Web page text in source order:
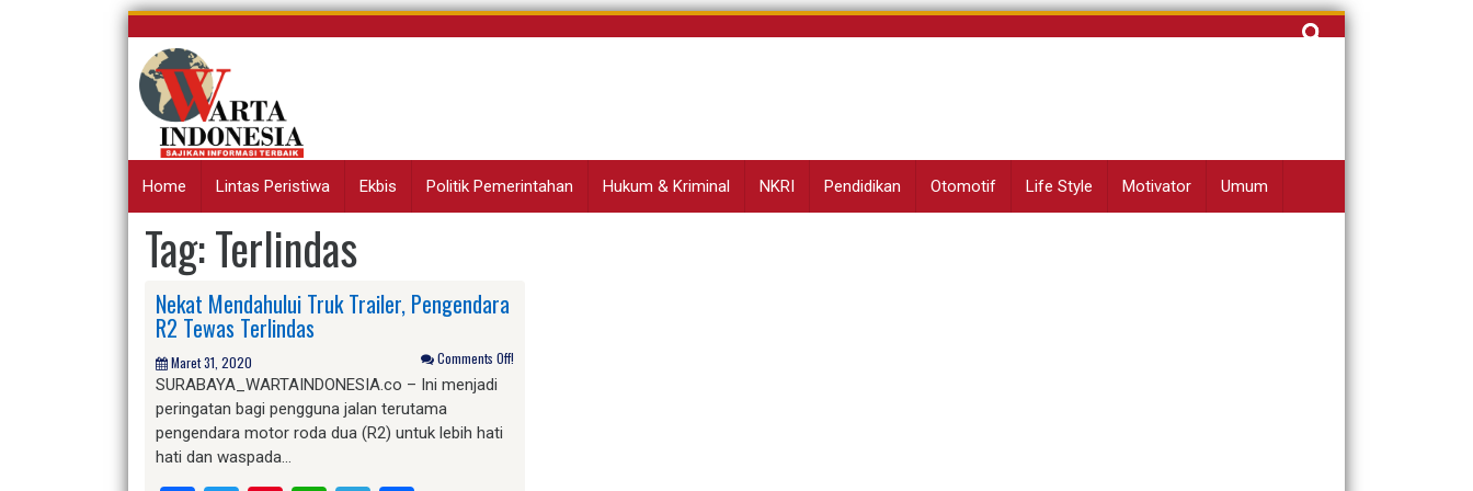
Skip
content
Cari
Home Lintas Peristiwa Ekbis Politik Pemerintahan Hukum & Kriminal NKRI Pendidikan Otomotif Life Style Motivator Umum
Tag:Terlindas
Nekat Mendahului Truk Trailer, Pengendara
R2 Tewas Terlindas
Maret 31, 2020 Comments Off!
SURABAYA_WARTAINDONESIA.co – Ini menjadi
peringatan bagi pengguna jalan terutama
pengendara motor roda dua (R2) untuk lebih hati
hati dan waspada…